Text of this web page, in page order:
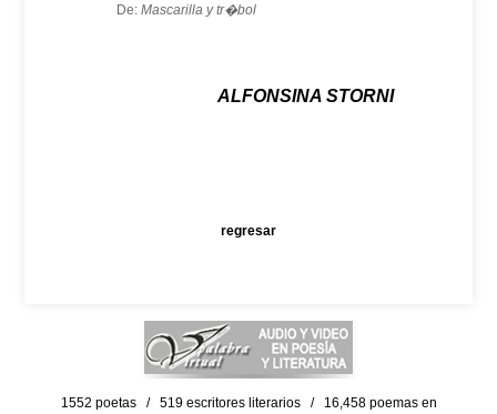
De: Mascarilla y tr�bol
ALFONSINA STORNI
regresar
1552 poetas / 519 escritores literarios / 16,458 poemas en